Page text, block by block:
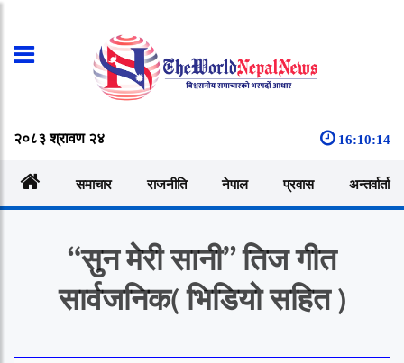
२०८३ श्रावण २४ 16:10:14
समाचार राजनीति नेपाल प्रवास अन्तर्वार्ता
“सुन मेरी सानी” तिज गीत
सार्वजनिक( भिडियो सहित )